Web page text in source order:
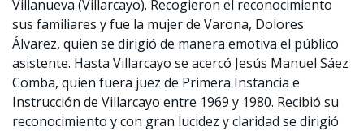
Villanueva (Villarcayo). Recogieron el reconocimiento
sus familiares y fue la mujer de Varona, Dolores
Álvarez, quien se dirigió de manera emotiva el público
asistente. Hasta Villarcayo se acercó Jesús Manuel Sáez
Comba, quien fuera juez de Primera Instancia e
Instrucción de Villarcayo entre 1969 y 1980. Recibió su
reconocimiento y con gran lucidez y claridad se dirigió